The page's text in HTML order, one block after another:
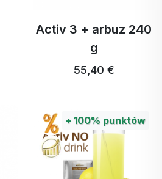
Activ 3 + arbuz 240
g
55,40 €
+ 100% punktów